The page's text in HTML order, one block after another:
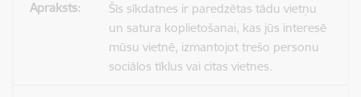
Šīs sīkdatnes ir paredzētas tādu vietņu
un satura koplietošanai, kas jūs interesē
mūsu vietnē, izmantojot trešo personu
sociālos tīklus vai citas vietnes.